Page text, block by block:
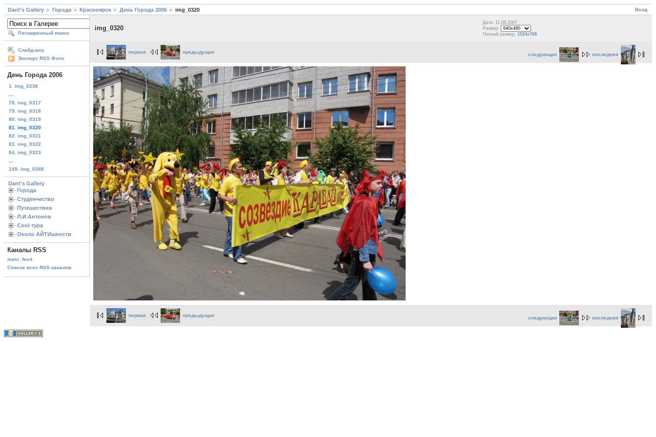
Вход
Dant's Gallery Города Красноярск День Города 2006 img_0320
Расширенный поиск
Слайд-шоу
Экспорт RSS Фото
День Города 2006
1. img_0236
78. img_0317
79. img_0318
80. img_0319
81. img_0320
82. img_0321
83. img_0322
84. img_0323
149. img_0388
Dant's Gallery
Города
Студенчество
Путешествия
Л.И.Антонов
Cool-тура
Около АЙТИшности
Каналы RSS
main_feed
Список всех RSS каналов
img_0320
Дата: 11.08.2007
Размер:
Полный размер: 1024x768
следующая последняя
первая предыдущая
следующая последняя
первая предыдущая